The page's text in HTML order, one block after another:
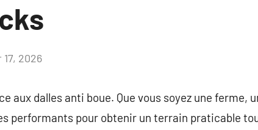
2026
aux dalles anti boue. Que vous soyez une ferme,
performants pour obtenir un terrain praticable